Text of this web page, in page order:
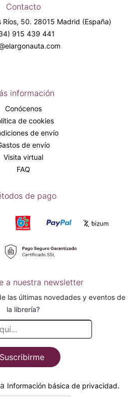
Contacto
Ríos, 50. 28015 Madrid (España)
915 439 441
información
Conócenos
de cookies
de envío
de envío
Visita virtual
FAQ
de pago
a nuestra newsletter
las últimas novedades y eventos de
la librería?
Suscribirme
la Información básica de privacidad.